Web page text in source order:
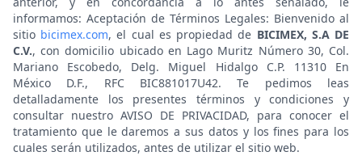
informamos: Aceptación de Términos Legales: Bienvenido al
sitio bicimex.com, el cual es propiedad de BICIMEX, S.A DE
C.V., con domicilio ubicado en Lago Muritz Número 30, Col.
Mariano Escobedo, Delg. Miguel Hidalgo C.P. 11310 En
México D.F., RFC BIC881017U42. Te pedimos leas
detalladamente los presentes términos y condiciones y
consultar nuestro AVISO DE PRIVACIDAD, para conocer el
tratamiento que le daremos a sus datos y los fines para los
cuales serán utilizados, antes de utilizar el sitio web.